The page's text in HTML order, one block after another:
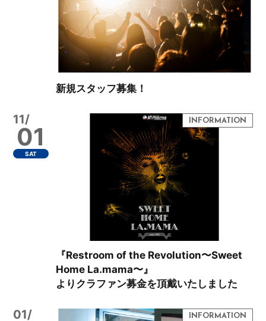
新規スタッフ募集！
11/
01
SAT
『Restroom of the Revolution〜Sweet
Home La.mama〜』
よりクラファン募金を頂戴いたしました
01/